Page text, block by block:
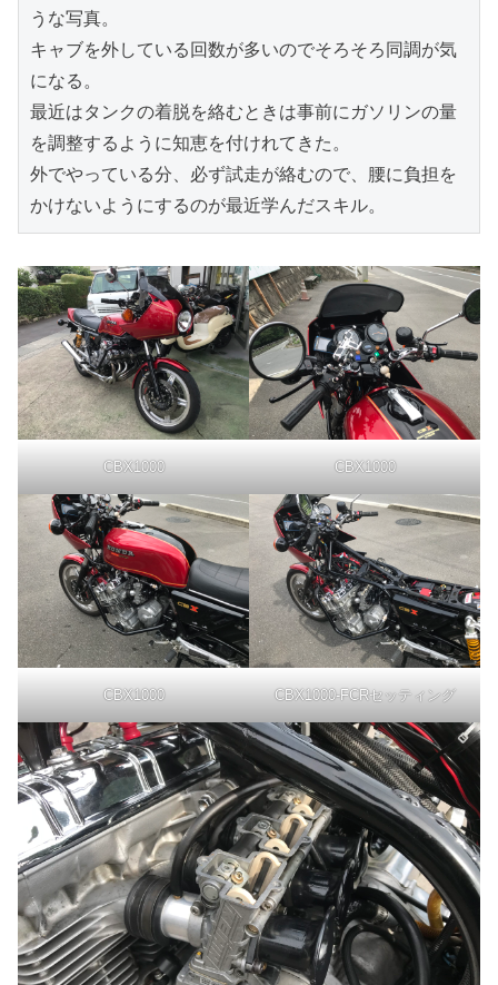
うな写真。
キャブを外している回数が多いのでそろそろ同調が気
になる。
最近はタンクの着脱を絡むときは事前にガソリンの量
を調整するように知恵を付けれてきた。
外でやっている分、必ず試走が絡むので、腰に負担を
かけないようにするのが最近学んだスキル。
CBX1000 CBX1000
CBX1000 CBX1000-FCRセッティング